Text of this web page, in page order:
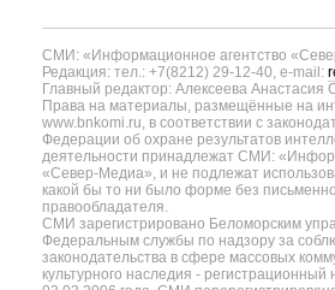
СМИ: «Информационное агентство
Редакция: тел.: +7(8212) 29-12-40, e-mail:
Главный редактор: Алексеева Анастасия
Права на материалы, размещённые на
www.bnkomi.ru, в соответствии с
Федерации об охране результатов
деятельности принадлежат СМИ:
«Север-Медиа», и не подлежат
какой бы то ни было форме без
правообладателя.
СМИ зарегистрировано Беломорским
Федеральным службы по надзору за
законодательства в сфере массовых
культурного наследия -